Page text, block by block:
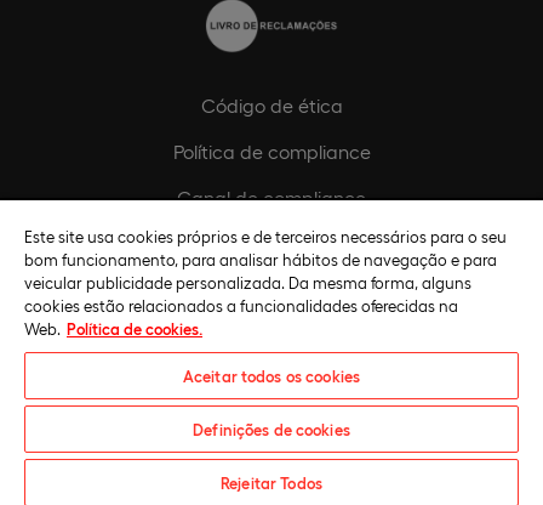
Código de ética
Política de compliance
Canal de compliance
Plano de Igualdade de Género
Universidade Europeia © 2026. Todos os direitos reservados
Este site usa cookies próprios e de terceiros necessários para o seu
bom funcionamento, para analisar hábitos de navegação e para
veicular publicidade personalizada. Da mesma forma, alguns
cookies estão relacionados a funcionalidades oferecidas na
Web. Política de cookies.
Aceitar todos os cookies
Definições de cookies
Rejeitar Todos